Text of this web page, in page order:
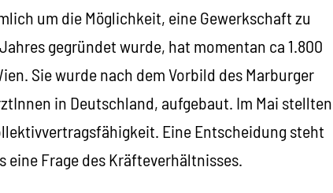
um die Möglichkeit, eine Gewerkschaft zu
gegründet wurde, hat momentan ca 1.800
Sie wurde nach dem Vorbild des Marburger
in Deutschland, aufgebaut. Im Mai
Eine Entscheidung steht
eine Frage des Kräfteverhältnisses.